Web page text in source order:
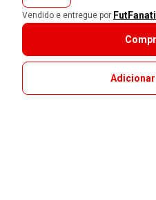
Vendido e entregue por